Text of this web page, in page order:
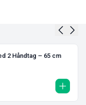
2 Håndtag – 65 cm